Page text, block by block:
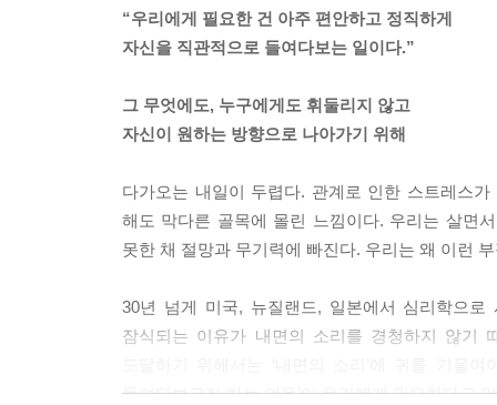
“우리에게 필요한 건 아주 편안하고 정직하게
자신을 직관적으로 들여다보는 일이다.”
그 무엇에도, 누구에게도 휘둘리지 않고
자신이 원하는 방향으로 나아가기 위해
다가오는 내일이 두렵다. 관계로 인한 스트레스
해도 막다른 골목에 몰린 느낌이다. 우리는 살면
못한 채 절망과 무기력에 빠진다. 우리는 왜 이런
30년 넘게 미국, 뉴질랜드, 일본에서 심리학으
잠식되는 이유가 내면의 소리를 경청하지 않기
들여다보고자 하는 의욕’이 우리에게 필요하다고